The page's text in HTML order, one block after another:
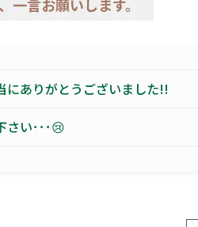
一言お願いします。
にありがとうございました!!
さい･･･😢